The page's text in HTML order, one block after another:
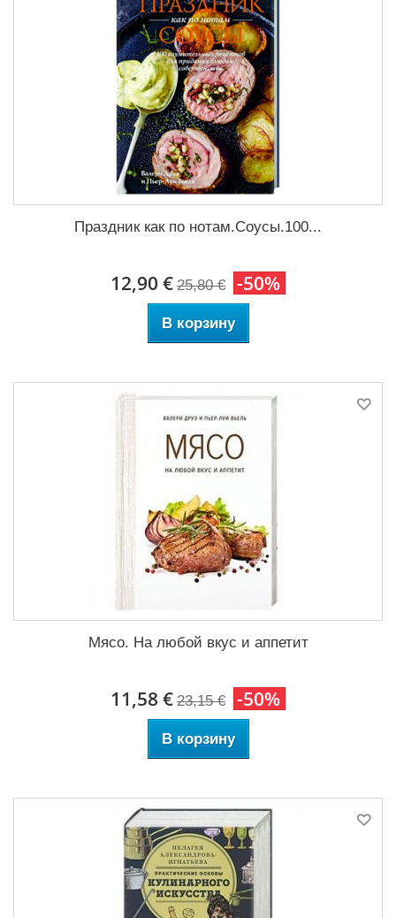
Праздник как по нотам.Соусы.100...
12,90 € 25,80 € -50%
В корзину
Мясо. На любой вкус и аппетит
11,58 € 23,15 € -50%
В корзину